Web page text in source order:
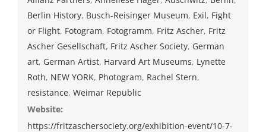
Berlin History, Busch-Reisinger Museum, Exil, Fight
or Flight, Fotogram, Fotogramm, Fritz Ascher, Fritz
Ascher Gesellschaft, Fritz Ascher Society, German
art, German Artist, Harvard Art Museums, Lynette
Roth, NEW YORK, Photogram, Rachel Stern,
resistance, Weimar Republic
Website:
https://fritzaschersociety.org/exhibition-event/10-7-